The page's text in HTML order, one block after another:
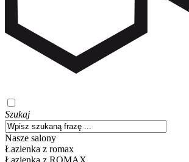
Szukaj
Nasze salony
Łazienka z romax
Łazienka z ROMAX